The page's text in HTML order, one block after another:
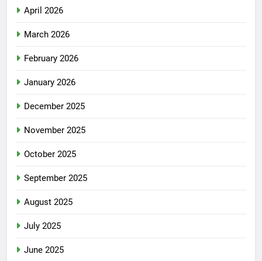
April 2026
March 2026
February 2026
January 2026
December 2025
November 2025
October 2025
September 2025
August 2025
July 2025
June 2025